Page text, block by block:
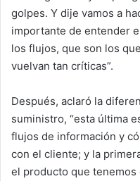
golpes. Y dije vamos a
importante de entender
los flujos, que son los
vuelvan tan críticas”.
Después, aclaró la
suministro, “esta última
flujos de información y
con el cliente; y la
el producto que